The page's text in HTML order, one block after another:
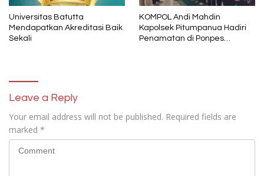
Universitas Batutta
Mendapatkan Akreditasi Baik
Sekali
KOMPOL Andi Mahdin
Kapolsek Pitumpanua Hadiri
Penamatan di Ponpes
Leave a Reply
Your email address will not be published. Required fields are
marked *